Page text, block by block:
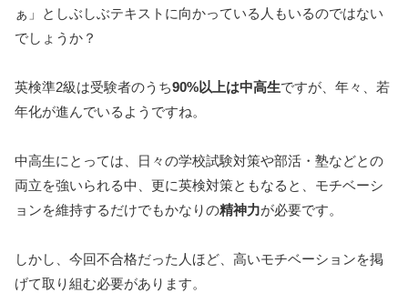
ぁ」としぶしぶテキストに向かっている人もいるのではない
でしょうか？
英検準2級は受験者のうち90%以上は中高生ですが、年々、若
年化が進んでいるようですね。
中高生にとっては、日々の学校試験対策や部活・塾などとの
両立を強いられる中、更に英検対策ともなると、モチベーシ
ョンを維持するだけでもかなりの精神力が必要です。
しかし、今回不合格だった人ほど、高いモチベーションを掲
げて取り組む必要があります。